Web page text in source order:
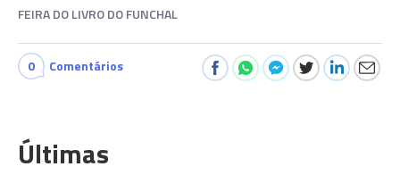
FEIRA DO LIVRO DO FUNCHAL
0 Comentários
Últimas